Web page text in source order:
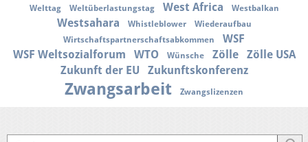
Welttag Weltüberlastungstag West Africa Westbalkan
Westsahara Whistleblower
Wiederaufbau
Wirtschaftspartnerschaftsabkommen
WSF
WSF Weltsozialforum
WTO Wünsche Zölle
Zölle USA
Zukunft der EU
Zukunftskonferenz
Zwangsarbeit Zwangslizenzen